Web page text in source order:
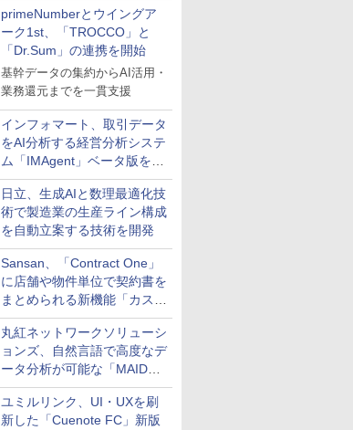
primeNumberとウイングア
ーク1st、「TROCCO」と
「Dr.Sum」の連携を開始
基幹データの集約からAI活用・
業務還元までを一貫支援
インフォマート、取引データ
をAI分析する経営分析システ
ム「IMAgent」ベータ版を提
供
日立、生成AIと数理最適化技
術で製造業の生産ライン構成
を自動立案する技術を開発
Sansan、「Contract One」
に店舗や物件単位で契約書を
まとめられる新機能「カスタ
ム契約ツリー」を追加
丸紅ネットワークソリューシ
ョンズ、自然言語で高度なデ
ータ分析が可能な「MAIDOA
AI ASSIST」を9月より提供
ユミルリンク、UI・UXを刷
新した「Cuenote FC」新版